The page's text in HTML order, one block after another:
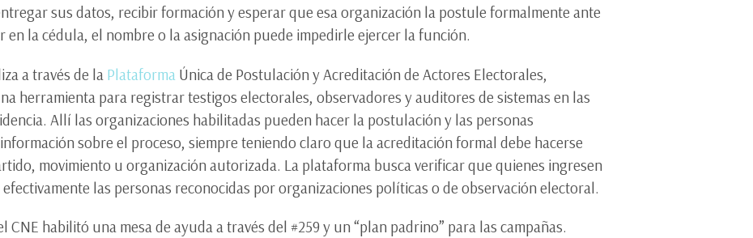
sus datos, recibir formación y esperar que esa organización la postule formalmente ante
la cédula, el nombre o la asignación puede impedirle ejercer la función.
a través de la Plataforma Única de Postulación y Acreditación de Actores Electorales,
herramienta para registrar testigos electorales, observadores y auditores de sistemas en las
Allí las organizaciones habilitadas pueden hacer la postulación y las personas
sobre el proceso, siempre teniendo claro que la acreditación formal debe hacerse
movimiento u organización autorizada. La plataforma busca verificar que quienes ingresen
las personas reconocidas por organizaciones políticas o de observación electoral.
CNE habilitó una mesa de ayuda a través del #259 y un “plan padrino” para las campañas.